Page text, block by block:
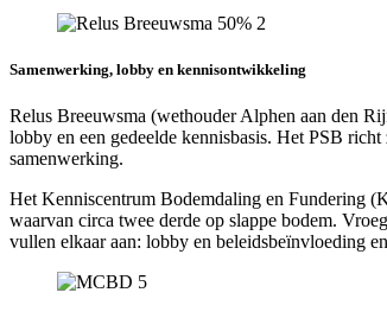
Samenwerking, lobby en kennisontwikkeling
Relus Breeuwsma (wethouder Alphen aan den
lobby en een gedeelde kennisbasis. Het PSB
samenwerking.
Het Kenniscentrum Bodemdaling en Fundering
waarvan circa twee derde op slappe bodem.
vullen elkaar aan: lobby en beleidsbeïnvloeding